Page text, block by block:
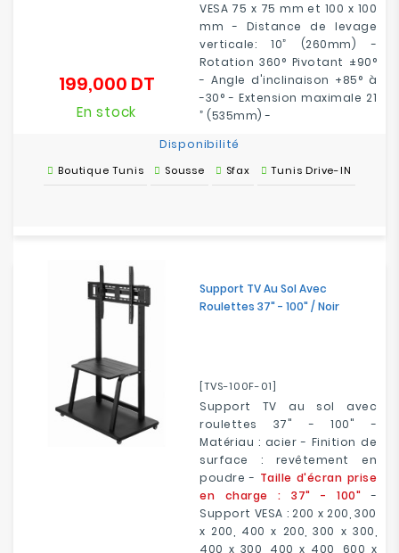
VESA 75 x 75 mm et 100 x 100
mm - Distance de levage
verticale: 10” (260mm) -
Rotation 360° Pivotant ±90°
- Angle d'inclinaison +85° à
-30° - Extension maximale 21
” (535mm) -
199,000 DTPrix
En stock
Disponibilité
Boutique Tunis Sousse Sfax Tunis Drive-IN
Support TV Au Sol Avec
Roulettes 37" - 100" / Noir
[TVS-100F-01]
Support TV au sol avec
roulettes 37" - 100" -
Matériau : acier - Finition de
surface : revêtement en
poudre - Taille d'écran prise
en charge : 37" - 100" -
Support VESA : 200 x 200, 300
x 200, 400 x 200, 300 x 300,
400 x 300, 400 x 400, 600 x